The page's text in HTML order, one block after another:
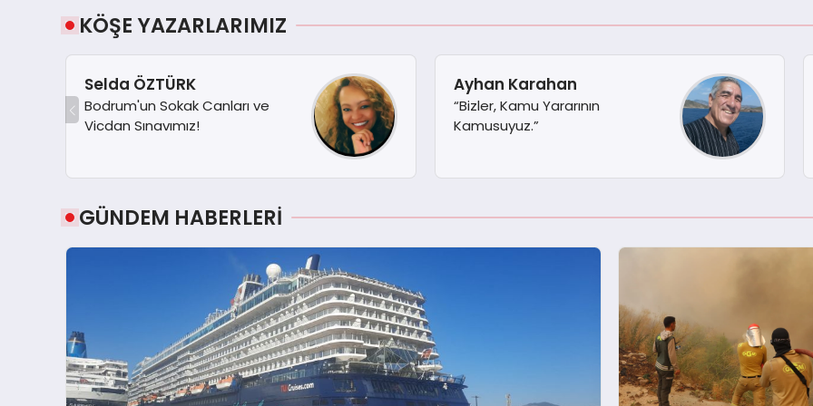
KÖŞE YAZARLARIMIZ
Selda ÖZTÜRK
Bodrum'un Sokak Canları ve
Vicdan Sınavımız!
Ayhan Karahan
“Bizler, Kamu Yararının
Kamusuyuz.”
GÜNDEM HABERLERİ